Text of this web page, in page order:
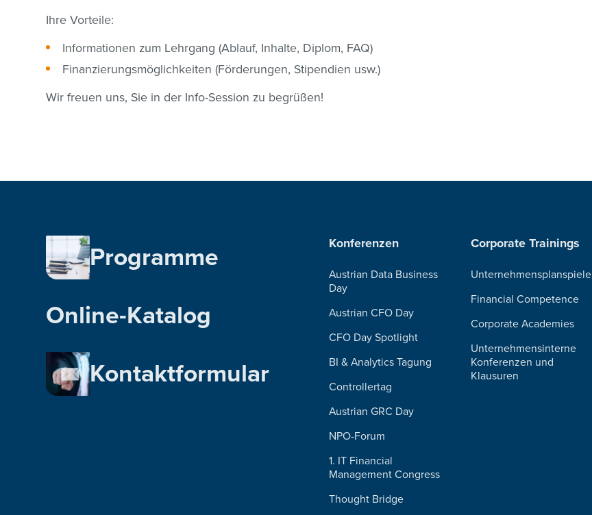
Ihre Vorteile:
Informationen zum Lehrgang (Ablauf, Inhalte, Diplom, FAQ)
Finanzierungsmöglichkeiten (Förderungen, Stipendien usw.)
Wir freuen uns, Sie in der Info-Session zu begrüßen!
Programme
Online-Katalog
Kontaktformular
Konferenzen
Austrian Data Business
Day
Austrian CFO Day
CFO Day Spotlight
BI & Analytics Tagung
Controllertag
Austrian GRC Day
NPO-Forum
1. IT Financial
Management Congress
Thought Bridge
Corporate Trainings
Unternehmensplanspiele
Financial Competence
Corporate Academies
Unternehmensinterne
Konferenzen und
Klausuren